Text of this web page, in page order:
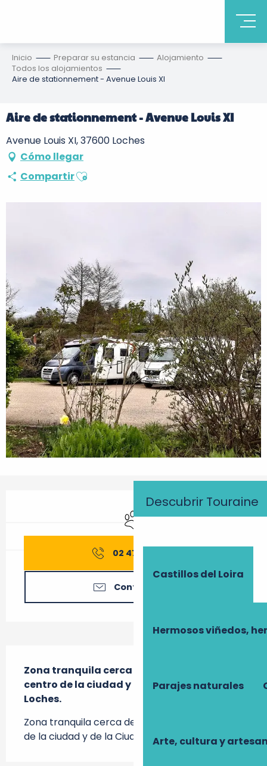
Descubrir Touraine
Castillos del Loira
Hermosos viñedos,
Parajes naturales
Arte, cultura y
Inicio Preparar su estancia
Alojamiento
Todos los alojamientos
Aire de stationnement - Avenue Louis XI
Aire de stationnement - Avenue Louis XI
Avenue Louis XI, 37600 Loches
Cómo llegar
CompartirAjouter aux favoris
Horarios y datos de contacto
Se aceptan animales
02 47 91 82
Contáctenos
Zona tranquila cerca de la estación, del
centro de la ciudad y de la Ciudad Real de
Loches.
Zona tranquila cerca de la estación, del centro
de la ciudad y de la Ciudad Real de Loches.